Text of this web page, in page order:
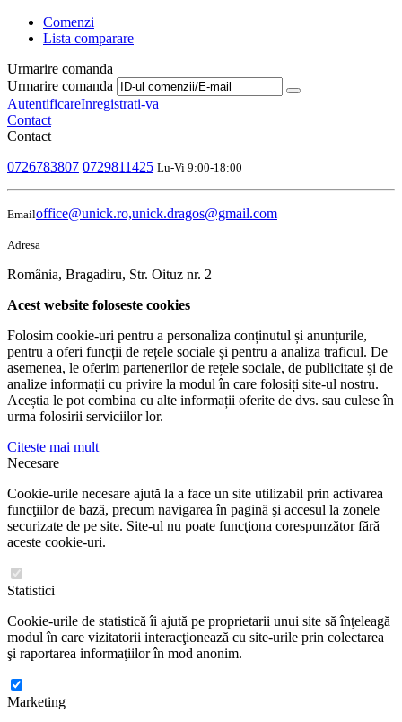
Comenzi
Lista comparare
Urmarire comanda
Urmarire comanda
AutentificareInregistrati-va
Contact
Contact
0726783807 0729811425 Lu-Vi 9:00-18:00
Emailoffice@unick.ro,unick.dragos@gmail.com
Adresa
România, Bragadiru, Str. Oituz nr. 2
Acest website foloseste cookies
Folosim cookie-uri pentru a personaliza conținutul și anunțurile,
pentru a oferi funcții de rețele sociale și pentru a analiza traficul. De
asemenea, le oferim partenerilor de rețele sociale, de publicitate și de
analize informații cu privire la modul în care folosiți site-ul nostru.
Aceștia le pot combina cu alte informații oferite de dvs. sau culese în
urma folosirii serviciilor lor.
Citeste mai mult
Necesare
Cookie-urile necesare ajută la a face un site utilizabil prin activarea
funcţiilor de bază, precum navigarea în pagină şi accesul la zonele
securizate de pe site. Site-ul nu poate funcţiona corespunzător fără
aceste cookie-uri.
Statistici
Cookie-urile de statistică îi ajută pe proprietarii unui site să înţeleagă
modul în care vizitatorii interacţionează cu site-urile prin colectarea
şi raportarea informaţiilor în mod anonim.
Marketing